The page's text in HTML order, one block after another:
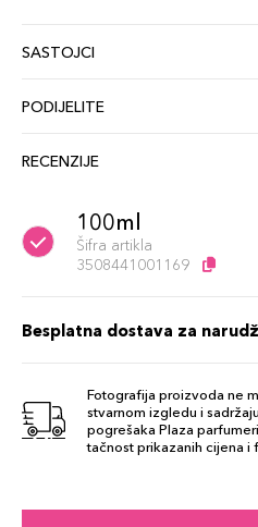
SASTOJCI
PODIJELITE
RECENZIJE
100ml
Šifra artikla
3508441001169
Besplatna dostava za
Fotografija proizvoda ne
stvarnom izgledu i
pogrešaka Plaza
tačnost prikazanih cijena i